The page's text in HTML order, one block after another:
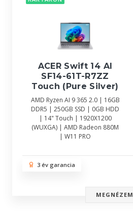
ACER Swift 14 AI
SF14-61T-R7ZZ
Touch (Pure Silver)
AMD Ryzen AI 9 365 2.0 | 16GB
DDR5 | 250GB SSD | 0GB HDD
| 14" Touch | 1920X1200
(WUXGA) | AMD Radeon 880M
| W11 PRO
3 év garancia
MEGNÉZEM